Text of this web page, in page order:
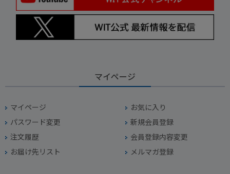
マイページ
マイページ
お気に入り
パスワード変更
新規会員登録
注文履歴
会員登録内容変更
お届け先リスト
メルマガ登録